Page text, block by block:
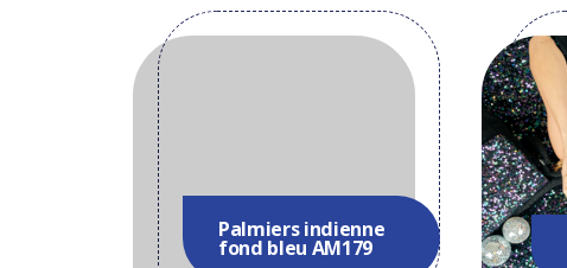
Palmiers indienne
fond bleu AM179